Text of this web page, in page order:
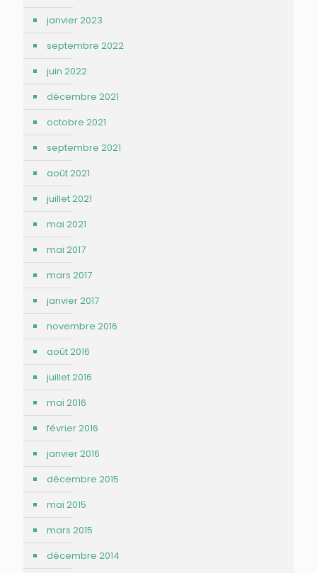
janvier 2023
septembre 2022
juin 2022
décembre 2021
octobre 2021
septembre 2021
août 2021
juillet 2021
mai 2021
mai 2017
mars 2017
janvier 2017
novembre 2016
août 2016
juillet 2016
mai 2016
février 2016
janvier 2016
décembre 2015
mai 2015
mars 2015
décembre 2014